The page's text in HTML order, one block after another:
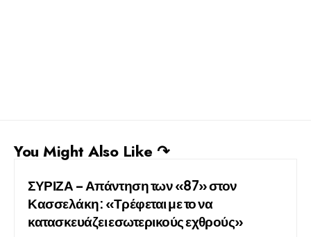
You Might Also Like ↷
ΣΥΡΙΖΑ – Απάντηση των «87» στον
Κασσελάκη: «Τρέφεται με το να
κατασκευάζει εσωτερικούς εχθρούς»